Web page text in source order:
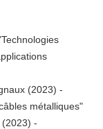
(2023) -
métalliques"
-